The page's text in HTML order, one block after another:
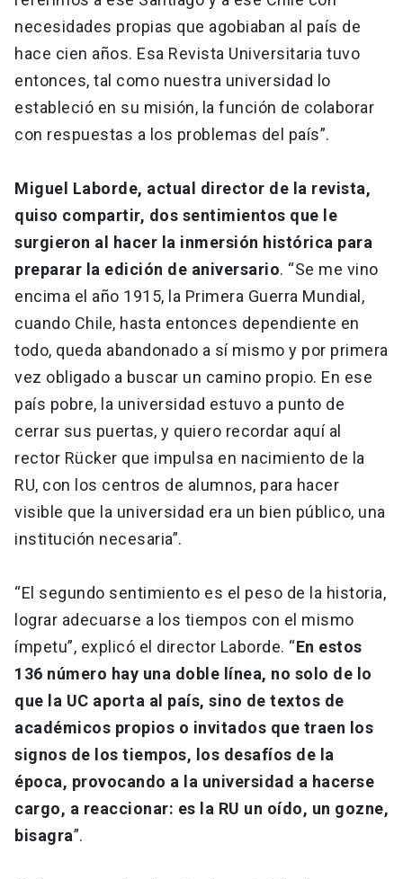
necesidades propias que agobiaban al país de
hace cien años. Esa Revista Universitaria tuvo
entonces, tal como nuestra universidad lo
estableció en su misión, la función de colaborar
con respuestas a los problemas del país”.
Miguel Laborde, actual director de la revista,
quiso compartir, dos sentimientos que le
surgieron al hacer la inmersión histórica para
preparar la edición de aniversario. “Se me vino
encima el año 1915, la Primera Guerra Mundial,
cuando Chile, hasta entonces dependiente en
todo, queda abandonado a sí mismo y por primera
vez obligado a buscar un camino propio. En ese
país pobre, la universidad estuvo a punto de
cerrar sus puertas, y quiero recordar aquí al
rector Rücker que impulsa en nacimiento de la
RU, con los centros de alumnos, para hacer
visible que la universidad era un bien público, una
institución necesaria”.
“El segundo sentimiento es el peso de la historia,
lograr adecuarse a los tiempos con el mismo
ímpetu”, explicó el director Laborde. “En estos
136 número hay una doble línea, no solo de lo
que la UC aporta al país, sino de textos de
académicos propios o invitados que traen los
signos de los tiempos, los desafíos de la
época, provocando a la universidad a hacerse
cargo, a reaccionar: es la RU un oído, un gozne,
bisagra”.